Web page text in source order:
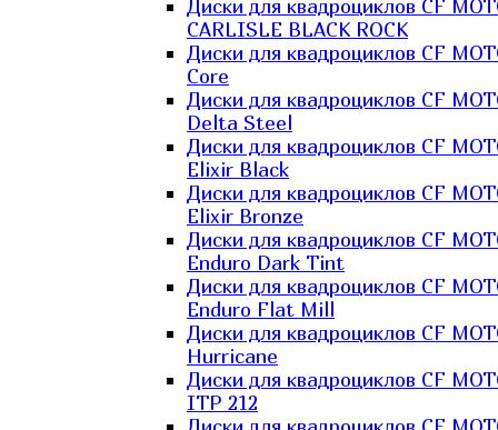
Диски для квадроциклов CF
CARLISLE BLACK ROCK
Диски для квадроциклов CF
Core
Диски для квадроциклов CF
Delta Steel
Диски для квадроциклов CF
Elixir Black
Диски для квадроциклов CF
Elixir Bronze
Диски для квадроциклов CF
Enduro Dark Tint
Диски для квадроциклов CF
Enduro Flat Mill
Диски для квадроциклов CF
Hurricane
Диски для квадроциклов CF
ITP 212